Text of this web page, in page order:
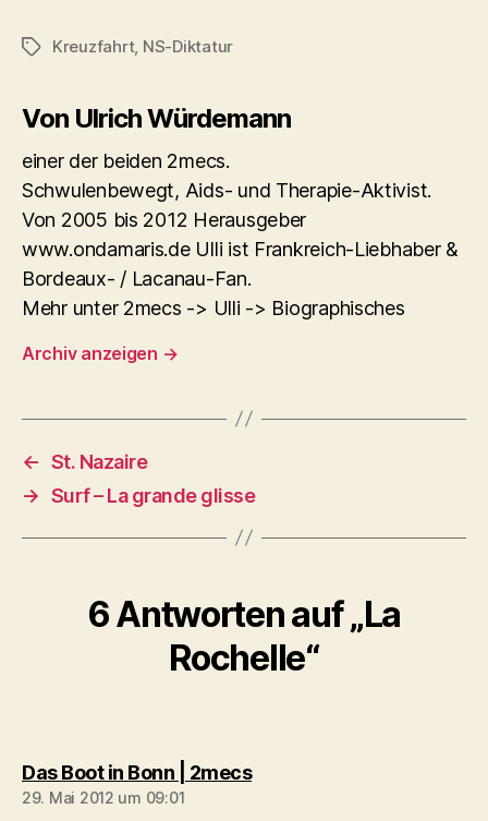
Schlagwörter
Kreuzfahrt, NS-Diktatur
Von Ulrich Würdemann
einer der beiden 2mecs.
Schwulenbewegt, Aids- und Therapie-Aktivist.
Von 2005 bis 2012 Herausgeber
www.ondamaris.de Ulli ist Frankreich-Liebhaber &
Bordeaux- / Lacanau-Fan.
Mehr unter 2mecs -> Ulli -> Biographisches
Archiv anzeigen →
← St. Nazaire
→ Surf – La grande glisse
6 Antworten auf „La
Rochelle“
Das Boot in Bonn | 2mecssagt:
29. Mai 2012 um 09:01